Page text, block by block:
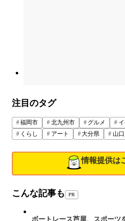
注目のタグ
福岡市 北九州市 グルメ
くらし
アート 大分県 山
情報提供は
こんな記事も PR
ボートレース芦屋、スポー